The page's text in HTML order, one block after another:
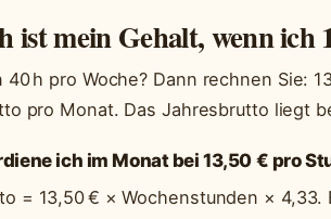
ist mein Gehalt, wenn ich
40 h pro Woche? Dann rechnen Sie:
pro Monat. Das Jahresbrutto liegt
ich im Monat bei 13,50 € pro
= 13,50 € × Wochenstunden × 4,33.